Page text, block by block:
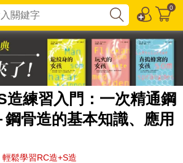
0
造練習入門：一次精通鋼
骨造的基本知識、應用
鬆學習RC造+S造